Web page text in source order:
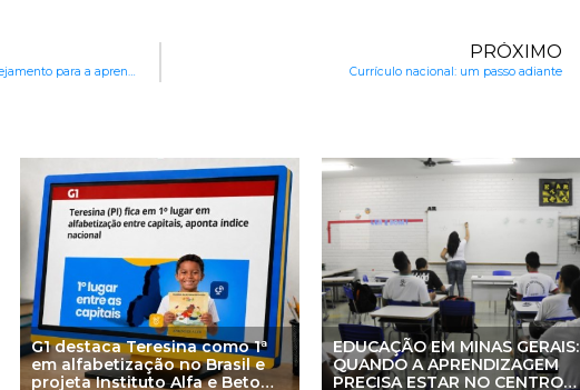
Plano de aula: a importância do bom planejamento para a aprendizagem
PRÓXIMO
Currículo nacional: um passo adiante
G1 destaca Teresina como 1ª
em alfabetização no Brasil e
projeta Instituto Alfa e Beto
EDUCAÇÃO EM MINAS GERAIS:
QUANDO A APRENDIZAGEM
PRECISA ESTAR NO CENTRO